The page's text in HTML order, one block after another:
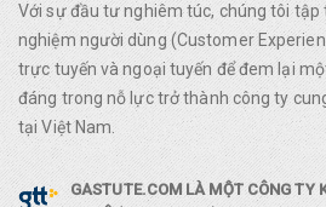
Với sự đầu tư nghiêm túc, chúng tôi tập
nghiệm người dùng (Customer
trực tuyến và ngoại tuyến để đem lại
đáng trong nỗ lực trở thành công ty
tại Việt Nam.
GASTUTE.COM LÀ MỘT CÔNG TY